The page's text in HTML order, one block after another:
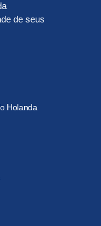
de seus
Holanda